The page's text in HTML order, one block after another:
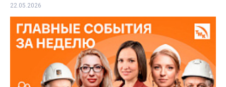
22.05.2026